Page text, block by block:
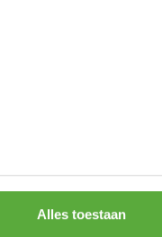
Alles toestaan